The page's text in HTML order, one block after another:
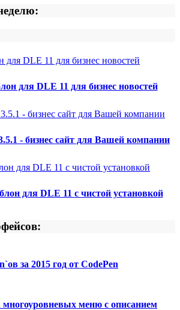
для DLE 11 для бизнес новостей
- бизнес сайт для Вашей компании
для DLE 11 с чистой установкой
за 2015 год от CodePen
меню с описанием